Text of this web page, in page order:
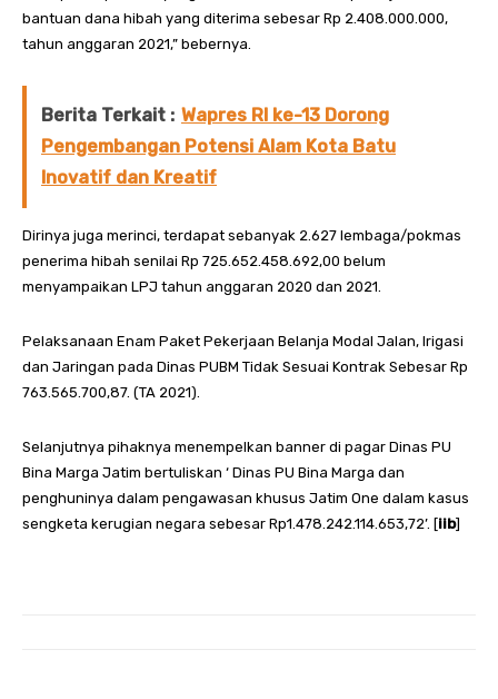
bantuan dana hibah yang diterima sebesar Rp 2.408.000.000,
tahun anggaran 2021,” bebernya.
Berita Terkait : Wapres RI ke-13 Dorong
Pengembangan Potensi Alam Kota Batu
Inovatif dan Kreatif
Dirinya juga merinci, terdapat sebanyak 2.627 lembaga/pokmas
penerima hibah senilai Rp 725.652.458.692,00 belum
menyampaikan LPJ tahun anggaran 2020 dan 2021.
Pelaksanaan Enam Paket Pekerjaan Belanja Modal Jalan, Irigasi
dan Jaringan pada Dinas PUBM Tidak Sesuai Kontrak Sebesar Rp
763.565.700,87. (TA 2021).
Selanjutnya pihaknya menempelkan banner di pagar Dinas PU
Bina Marga Jatim bertuliskan ‘ Dinas PU Bina Marga dan
penghuninya dalam pengawasan khusus Jatim One dalam kasus
sengketa kerugian negara sebesar Rp1.478.242.114.653,72’. [iib]